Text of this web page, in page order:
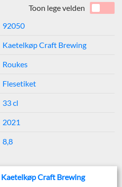
Toon lege velden
92050
Kaetelkøp Craft Brewing
Roukes
Flesetiket
33 cl
2021
8,8
Kaetelkøp Craft Brewing